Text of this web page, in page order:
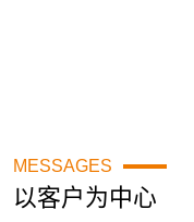
MESSAGES
以客户为中心